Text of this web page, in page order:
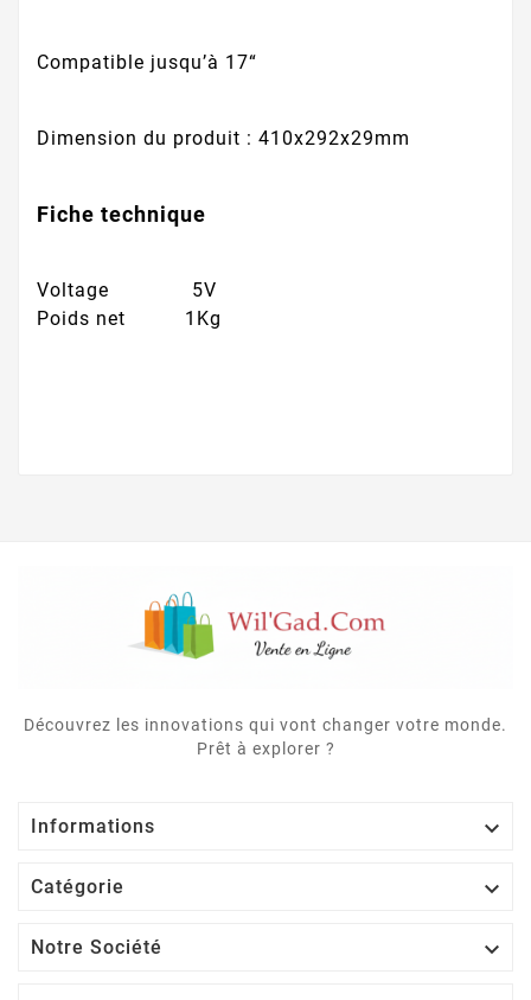
Compatible jusqu’à 17“
Dimension du produit : 410x292x29mm
Fiche technique
Voltage 5V
Poids net 1Kg
Découvrez les innovations qui vont changer votre monde.
Prêt à explorer ?
Informations 
Catégorie 
Notre Société 